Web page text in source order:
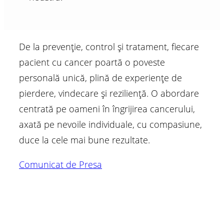
De la prevenție, control și tratament, fiecare
pacient cu cancer poartă o poveste
personală unică, plină de experiențe de
pierdere, vindecare și reziliență. O abordare
centrată pe oameni în îngrijirea cancerului,
axată pe nevoile individuale, cu compasiune,
duce la cele mai bune rezultate.
Comunicat de Presa